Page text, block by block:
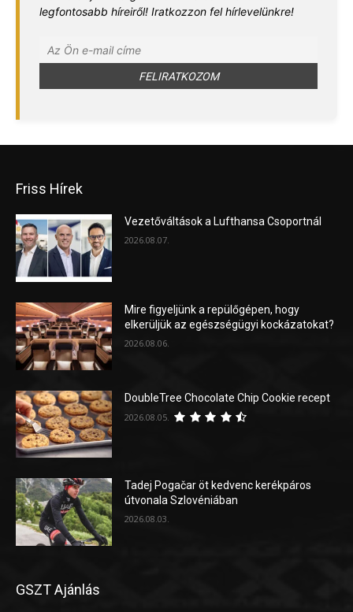
legfontosabb híreiről! Iratkozzon fel hírlevelünkre!
Friss Hírek
Vezetőváltások a Lufthansa Csoportnál
2026.08.07.
Mire figyeljünk a repülőgépen, hogy
elkerüljük az egészségügyi kockázatokat?
2026.08.06.
DoubleTree Chocolate Chip Cookie recept
2026.08.05.
Tadej Pogačar öt kedvenc kerékpáros
útvonala Szlovéniában
2026.08.03.
GSZT Ajánlás